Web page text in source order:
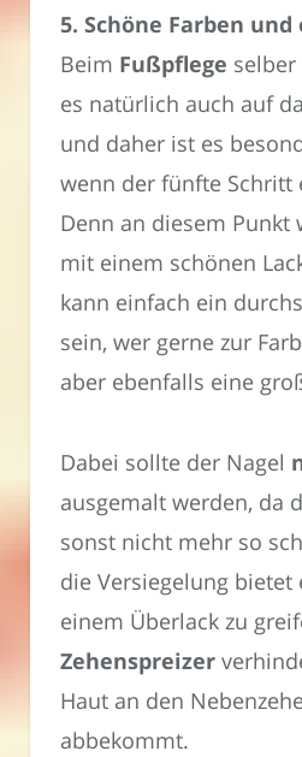
5. Schöne Farben
Beim Fußpflege
es natürlich auch auf
und daher ist es
wenn der fünfte Schritt
Denn an diesem Punkt
mit einem schönen
kann einfach ein
sein, wer gerne zur
aber ebenfalls eine
Dabei sollte der Nagel
ausgemalt werden, da
sonst nicht mehr so
die Versiegelung bietet
einem Überlack zu
Zehenspreizer
Haut an den
abbekommt.